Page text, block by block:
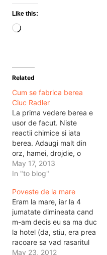
Like this:
Loading…
Related
Cum se fabrica berea
Ciuc Radler
La prima vedere berea e
usor de facut. Niste
reactii chimice si iata
berea. Adaugi malt din
orz, hamei, drojdie, o
fierbi, o lasi sa dospeasca
si dupa filtrare se pune in
berea. Practic e mai
complicat decat atat,
implica multe tevi, o
tehnologie foarte
evoluata…
May 17, 2013
In "to blog"
Poveste de la mare
Eram la mare, iar la 4
jumatate dimineata cand
m-am decis eu sa ma duc
la hotel (da, stiu, era prea
racoare sa vad rasaritul
de pe plaja), m-am oprit
May 23, 2012